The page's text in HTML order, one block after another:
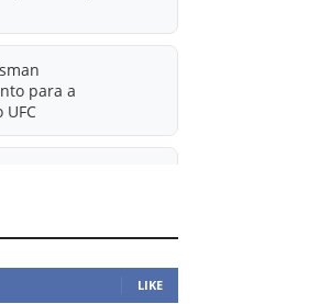
para a
mudança
negociações.
concorrentes
LIKE